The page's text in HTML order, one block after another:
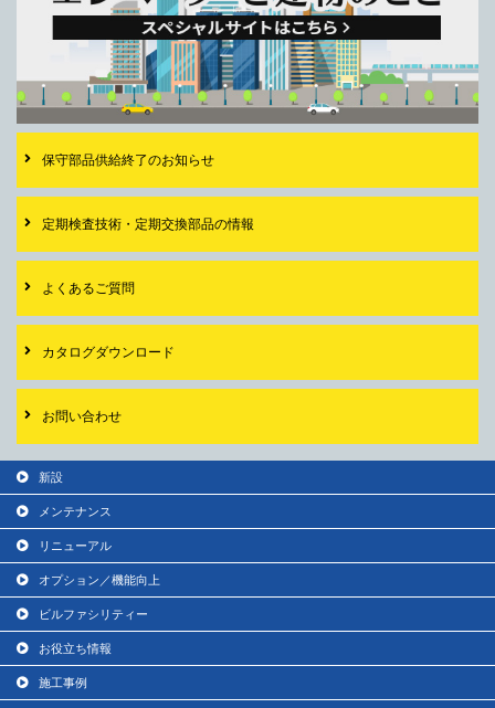
保守部品供給終了のお知らせ
定期検査技術・ 定期交換部品の情報
よくあるご質問
カタログダウンロード
お問い合わせ
新設
メンテナンス
リニューアル
オプション／機能向上
ビルファシリティー
お役立ち情報
施工事例